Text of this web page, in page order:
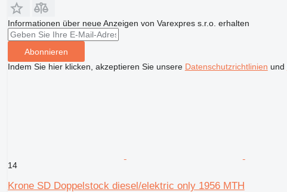
Informationen über neue Anzeigen von Varexpres s.r.o. erhalten
Abonnieren
Indem Sie hier klicken, akzeptieren Sie unsere Datenschutzrichtlinien und
14
Krone SD Doppelstock diesel/elektric only 1956 MTH